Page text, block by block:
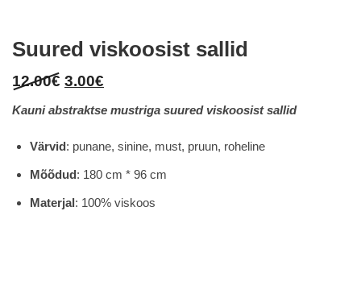
Suured viskoosist sallid
12.00€ Original
12.00€.
3.00€
3.00€.
Kauni abstraktse mustriga suured viskoosist sallid
Värvid: punane, sinine, must, pruun, roheline
Mõõdud: 180 cm * 96 cm
Materjal: 100% viskoos